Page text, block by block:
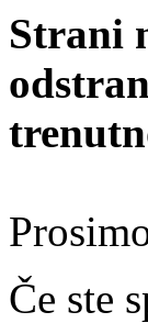
Strani
Če ste